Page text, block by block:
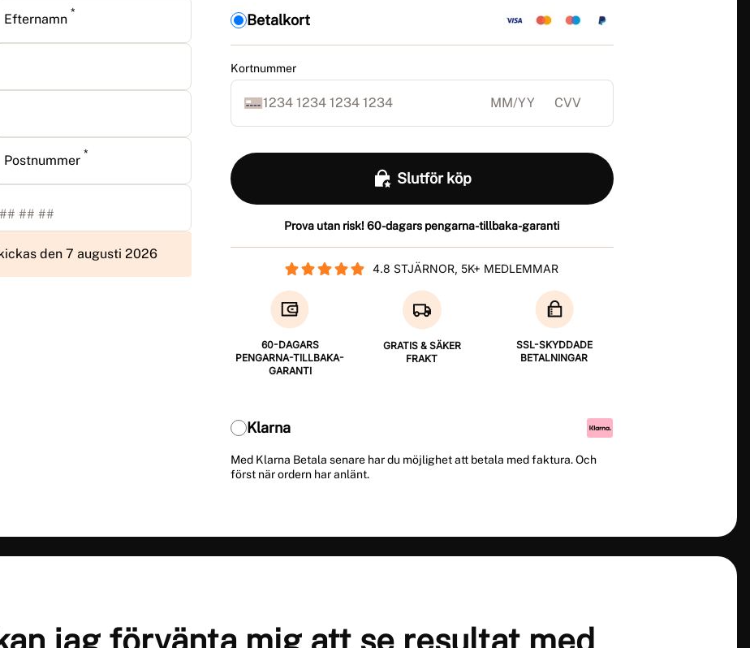
Efternamn *
Postnummer *
den 7 augusti 2026
Betalkort
Kortnummer
Slutför köp
Prova utan risk! 60-dagars pengarna-tillbaka-garanti
4.8 STJÄRNOR, 5K+ MEDLEMMAR
60-DAGARS
PENGARNA-TILLBAKA-
GARANTI
GRATIS & SÄKER
FRAKT
SSL-SKYDDADE
BETALNINGAR
Klarna
Med Klarna Betala senare har du möjlighet att betala med faktura. Och
först när ordern har anlänt.
jag förvänta mig att se resultat med